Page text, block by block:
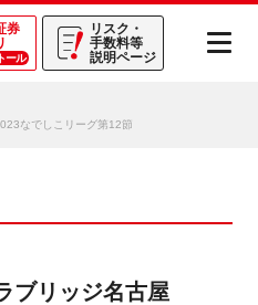
リスク・
手数料等
説明ページ
券
ール
なでしこリーグ第12節
ブリッジ名古屋